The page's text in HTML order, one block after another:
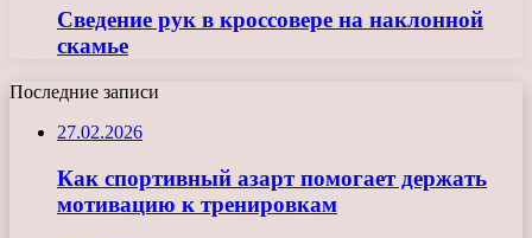
Сведение рук в кроссовере на наклонной
скамье
Последние записи
27.02.2026
Как спортивный азарт помогает держать
мотивацию к тренировкам